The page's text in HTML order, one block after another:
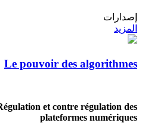
إصدارات
المزيد
Le pouvoir des algorithmes
et contre régulation des
plateformes numériques